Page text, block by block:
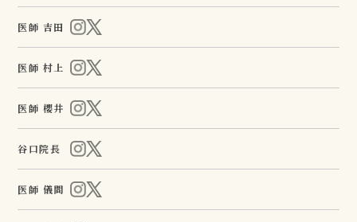
医師 吉田
医師 村上
医師 櫻井
谷口院長
医師 儀間